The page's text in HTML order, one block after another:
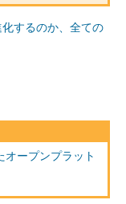
するのか、全ての
オープンプラット